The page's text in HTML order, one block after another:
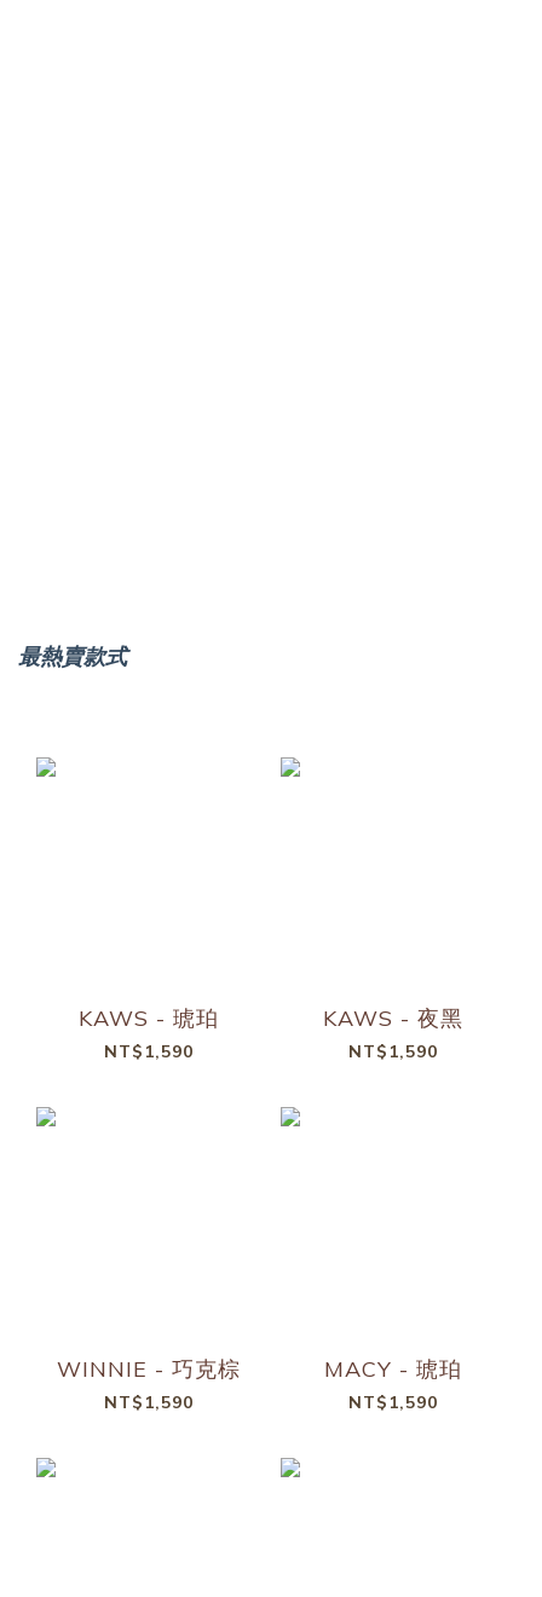
最熱賣款式
KAWS - 琥珀
NT$1,590
KAWS - 夜黑
NT$1,590
WINNIE - 巧克棕
NT$1,590
MACY - 琥珀
NT$1,590